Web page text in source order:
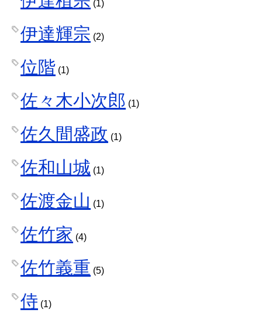
(1)
伊達輝宗 (2)
位階 (1)
佐々木小次郎 (1)
佐久間盛政 (1)
佐和山城 (1)
佐渡金山 (1)
佐竹家 (4)
佐竹義重 (5)
侍 (1)